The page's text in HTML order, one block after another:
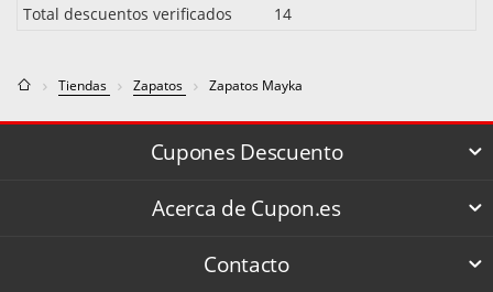
Total descuentos verificados
14
Tiendas Zapatos Zapatos Mayka
Cupones Descuento
Acerca de Cupon.es
Contacto